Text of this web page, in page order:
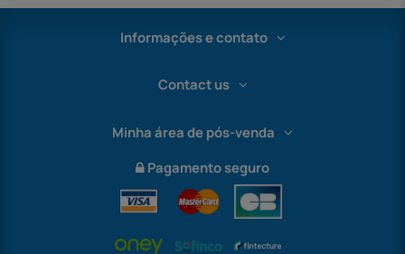
Informações e contato
Contact us
Minha área de pós-venda
Pagamento seguro